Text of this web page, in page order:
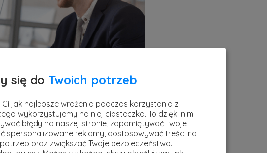
się do Twoich potrzeb
Ci jak najlepsze wrażenia podczas korzystania z
wykorzystujemy na niej ciasteczka. To dzięki nim
błędy na naszej stronie, zapamiętywać Twoje
spersonalizowane reklamy, dostosowywać treści na
oraz zwiększać Twoje bezpieczeństwo.